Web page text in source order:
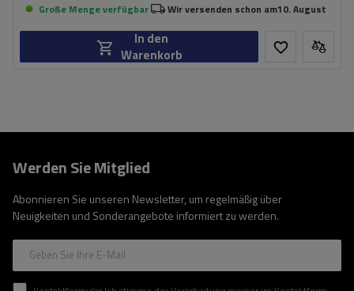
Große Menge verfügbar Wir versenden schon am10. August
In den
Warenkorb
Werden Sie Mitglied
Abonnieren Sie unseren Newsletter, um regelmäßig über
Neuigkeiten und Sonderangebote informiert zu werden.
Geben Sie Ihre E-Mail